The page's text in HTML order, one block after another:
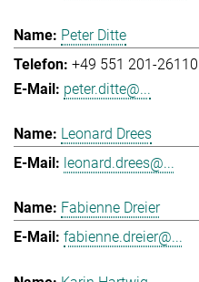
Peter Ditte
+49 551 201-26110
peter.ditte@...
Leonard Drees
leonard.drees@...
Fabienne Dreier
fabienne.dreier@...